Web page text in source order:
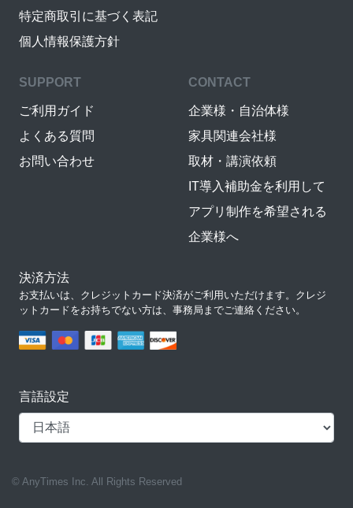
特定商取引に基づく表記
個人情報保護方針
SUPPORT
ご利用ガイド
よくある質問
お問い合わせ
CONTACT
企業様・自治体様
家具関連会社様
取材・講演依頼
IT導入補助金を利用して
アプリ制作を希望される
企業様へ
決済方法
お支払いは、クレジットカード決済がご利用いただけます。クレジ
ットカードをお持ちでない方は、事務局までご連絡ください。
言語設定
© AnyTimes Inc. All Rights Reserved